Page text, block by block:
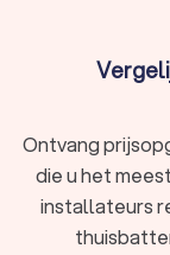
Slimme
combinatie om
batterij
voordeligst is en
te gebruiken.
Maximale
Ontvang
die u het
installateurs